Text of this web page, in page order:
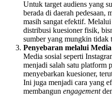
Untuk target audiens yang
berada di daerah pedesaan,
masih sangat efektif.
distribusi kuesioner fisik,
sumber yang mungkin tidak
Penyebaran melalui
Media sosial seperti
menjadi salah satu platform
menyebarkan kuesioner,
Ini juga menjadi cara yang
membangun engagement